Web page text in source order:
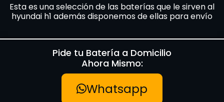
Esta es una selección de las baterías que le sirven al
hyundai h1 además disponemos de ellas para envío
Pide tu Batería a Domicilio
Ahora Mismo:
Whatsapp